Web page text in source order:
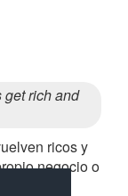
get rich and
ricos y
negocio o